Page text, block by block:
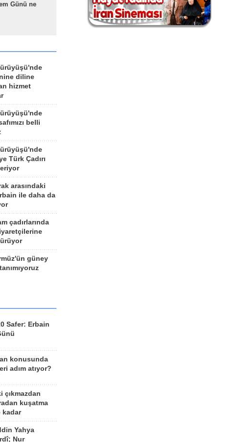
Günü ne
diline
hizmet
belli
Türk Çadırı
arasındaki
ile daha da
çadırlarında
güney
Safer: Erbain
konusunda
adım atıyor?
çıkmazdan
kuşatma
kadar
Yahya
Nur